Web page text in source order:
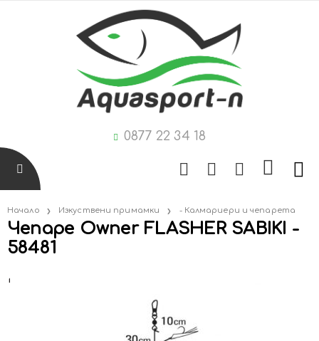
0877 22 34 18
Начало Изкуствени примамки - Калмариери и чепарета
Чепаре Owner FLASHER SABIKI -
58481